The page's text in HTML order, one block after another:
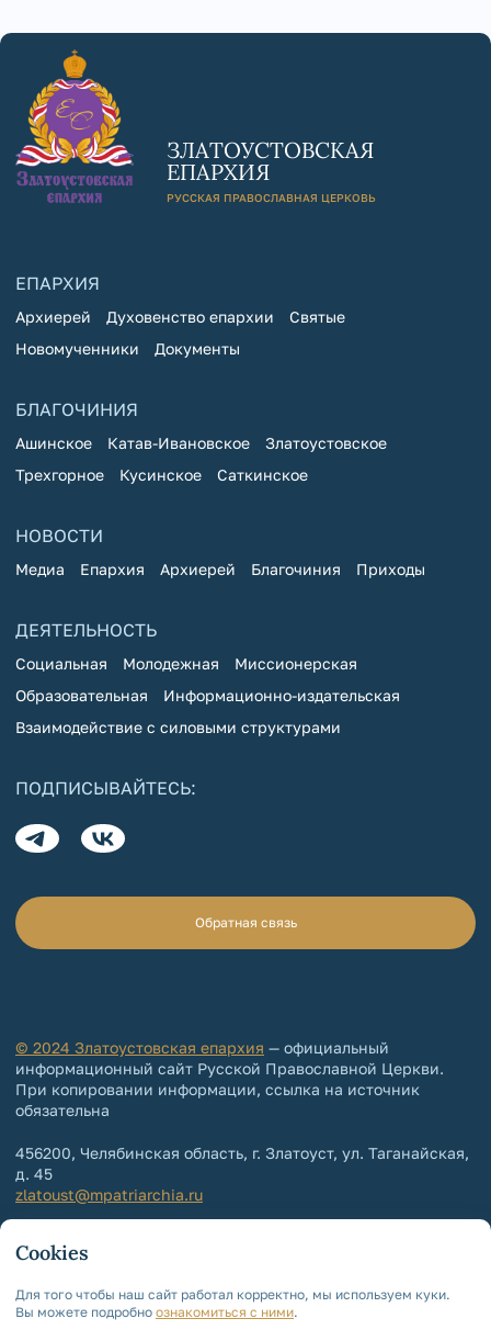
ЗЛАТОУСТОВСКАЯ
ЕПАРХИЯ
РУССКАЯ ПРАВОСЛАВНАЯ ЦЕРКОВЬ
ЕПАРХИЯ
Архиерей Духовенство епархии
Святые
Новомученники
Документы
БЛАГОЧИНИЯ
Ашинское Катав-Ивановское
Златоустовское
Трехгорное
Кусинское Саткинское
НОВОСТИ
Медиа Епархия Архиерей Благочиния Приходы
ДЕЯТЕЛЬНОСТЬ
Социальная Молодежная
Миссионерская
Образовательная
Информационно-издательская
Взаимодействие с силовыми структурами
ПОДПИСЫВАЙТЕСЬ:
Обратная связь
© 2024 Златоустовская епархия — официальный
информационный сайт Русской Православной Церкви.
При копировании информации, ссылка на источник
обязательна
456200, Челябинская область, г. Златоуст, ул. Таганайская,
д. 45
zlatoust@mpatriarchia.ru
+7 (3513) 64-64-64
Политика обработки и защиты
Cookies
Для того чтобы наш сайт работал корректно, мы используем куки.
Вы можете подробно ознакомиться с ними.